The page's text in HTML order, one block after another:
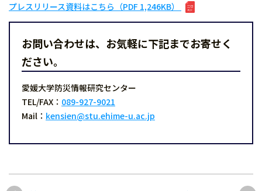
プレスリリース資料はこちら（PDF 1,246KB）
お問い合わせは、お気軽に下記までお寄せく
ださい。
愛媛大学防災情報研究センター
TEL/FAX： 089-927-9021
Mail： kensien@stu.ehime-u.ac.jp